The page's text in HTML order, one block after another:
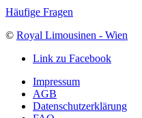
Häufige Fragen
© Royal Limousinen - Wien
Link zu Facebook
Impressum
AGB
Datenschutzerklärung